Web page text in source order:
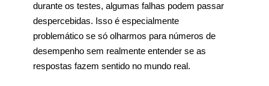
durante os testes, algumas falhas podem passar
despercebidas. Isso é especialmente
problemático se só olharmos para números de
desempenho sem realmente entender se as
respostas fazem sentido no mundo real.